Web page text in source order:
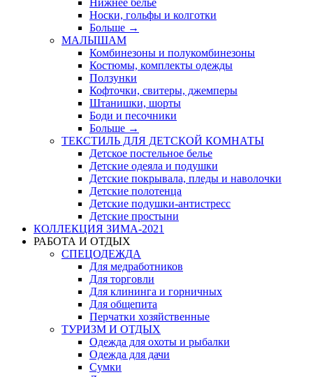
Нижнее белье
Носки, гольфы и колготки
Больше →
МАЛЫШАМ
Комбинезоны и полукомбинезоны
Костюмы, комплекты одежды
Ползунки
Кофточки, свитеры, джемперы
Штанишки, шорты
Боди и песочники
Больше →
ТЕКСТИЛЬ ДЛЯ ДЕТСКОЙ КОМНАТЫ
Детское постельное белье
Детские одеяла и подушки
Детские покрывала, пледы и наволочки
Детские полотенца
Детские подушки-антистресс
Детские простыни
КОЛЛЕКЦИЯ ЗИМА-2021
РАБОТА И ОТДЫХ
СПЕЦОДЕЖДА
Для медработников
Для торговли
Для клининга и горничных
Для общепита
Перчатки хозяйственные
ТУРИЗМ И ОТДЫХ
Одежда для охоты и рыбалки
Одежда для дачи
Сумки